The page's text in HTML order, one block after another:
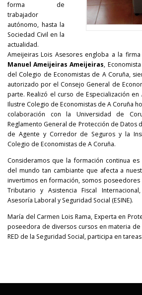
forma de
trabajador
autónomo, hasta la
Sociedad Civil en la
actualidad.
Ameijeiras Lois Asesores engloba a la
Manuel Ameijeiras Ameijeiras,
del Colegio de Economistas de A Coruña,
autorizado por el Consejo General de
parte. Realizó el curso de Especialización
Ilustre Colegio de Economistas de A Coruña
colaboración con la Universidad de
Reglamento General de Protección de Datos
de Agente y Corredor de Seguros y la
Colegio de Economistas de A Coruña.
Consideramos que la formación continua
del mundo tan cambiante que afecta a
invertimos en formación, somos
Tributario y Asistencia Fiscal
Asesoría Laboral y Seguridad Social (ESINE).
María del Carmen Lois Rama, Experta en
poseedora de diversos cursos en materia
RED de la Seguridad Social, participa en